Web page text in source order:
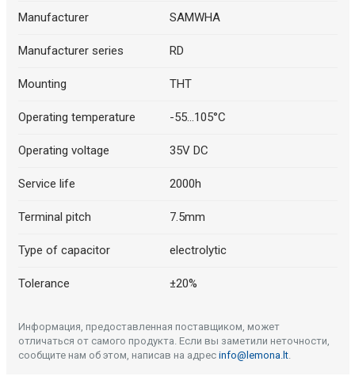
Manufacturer SAMWHA
Manufacturer series RD
Mounting THT
Operating temperature -55...105°C
Operating voltage 35V DC
Service life 2000h
Terminal pitch 7.5mm
Type of capacitor electrolytic
Tolerance ±20%
Информация, предоставленная поставщиком, может
отличаться от самого продукта. Если вы заметили неточности,
сообщите нам об этом, написав на адрес info@lemona.lt.